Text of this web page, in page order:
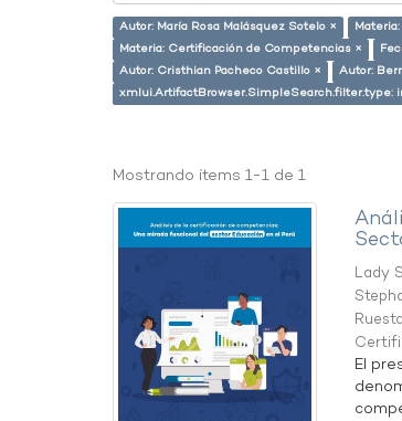
Autor: María Rosa Malásquez Sotelo ×
Materia: Certificación de Competencias ×
Autor: Cristhian Pacheco Castillo ×
Autor:
Mostrando ítems 1-1 de 1
Lady
El